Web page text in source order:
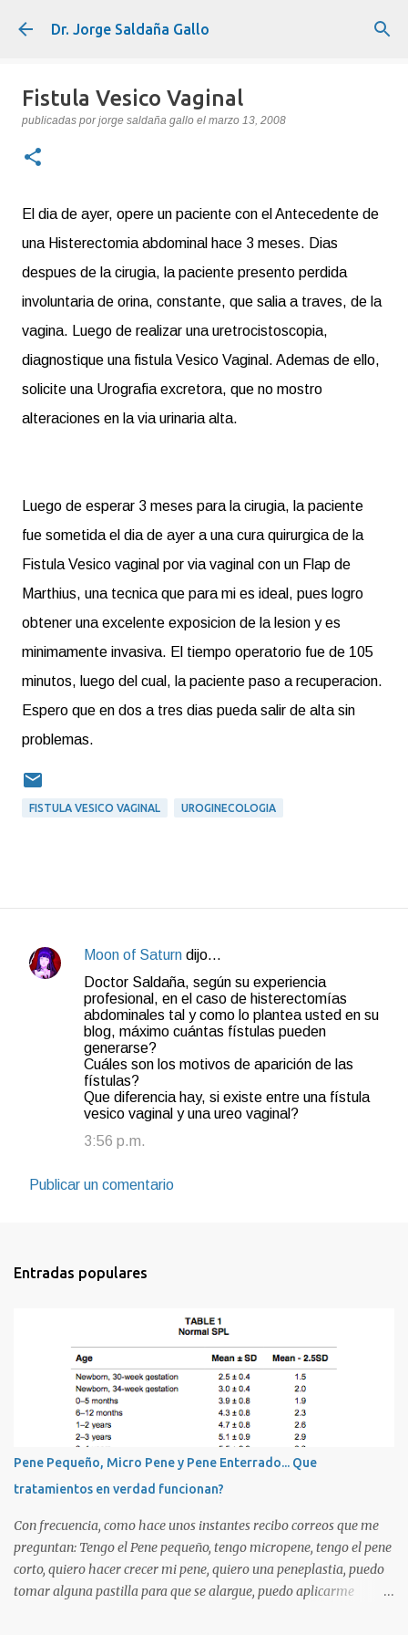
Ir al contenido principal
Dr. Jorge Saldaña Gallo
Fistula Vesico Vaginal
publicadas porjorge saldaña gallo el marzo 13, 2008
El dia de ayer, opere un paciente con el Antecedente de
una Histerectomia abdominal hace 3 meses. Dias
despues de la cirugia, la paciente presento perdida
involuntaria de orina, constante, que salia a traves, de la
vagina. Luego de realizar una uretrocistoscopia,
diagnostique una fistula Vesico Vaginal. Ademas de ello,
solicite una Urografia excretora, que no mostro
alteraciones en la via urinaria alta.
Luego de esperar 3 meses para la cirugia, la paciente
fue sometida el dia de ayer a una cura quirurgica de la
Fistula Vesico vaginal por via vaginal con un Flap de
Marthius, una tecnica que para mi es ideal, pues logro
obtener una excelente exposicion de la lesion y es
minimamente invasiva. El tiempo operatorio fue de 105
minutos, luego del cual, la paciente paso a recuperacion.
Espero que en dos a tres dias pueda salir de alta sin
problemas.
FISTULA VESICO VAGINAL UROGINECOLOGIA
C
Moon of Saturn dijo…
Doctor Saldaña, según su experiencia
profesional, en el caso de histerectomías
abdominales tal y como lo plantea usted en su
blog, máximo cuántas fístulas pueden
generarse?
Cuáles son los motivos de aparición de las
fístulas?
Que diferencia hay, si existe entre una fístula
vesico vaginal y una ureo vaginal?
3:56 p.m.
Publicar un comentario
Entradas populares
Pene Pequeño, Micro Pene y Pene Enterrado... Que
tratamientos en verdad funcionan?
Con frecuencia, como hace unos instantes recibo correos que me
preguntan: Tengo el Pene pequeño, tengo micropene, tengo el pene
corto, quiero hacer crecer mi pene, quiero una peneplastia, puedo
tomar alguna pastilla para que se alargue, puedo aplicarme